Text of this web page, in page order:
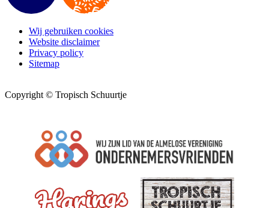
Wij gebruiken cookies
Website disclaimer
Privacy policy
Sitemap
Copyright © Tropisch Schuurtje